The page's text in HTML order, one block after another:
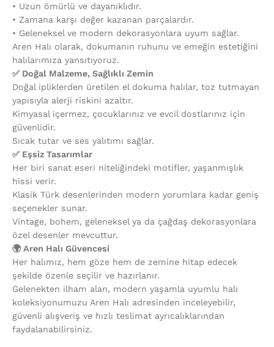
•⁠ ⁠Uzun ömürlü ve dayanıklıdır.
•⁠ ⁠Zamana karşı değer kazanan parçalardır.
•⁠ ⁠Geleneksel ve modern dekorasyonlara uyum sağlar.
Aren Halı olarak, dokumanın ruhunu ve emeğin estetiğini
halılarımıza yansıtıyoruz.
✅ Doğal Malzeme, Sağlıklı Zemin
Doğal ipliklerden üretilen el dokuma halılar, toz tutmayan
yapısıyla alerji riskini azaltır.
Kimyasal içermez, çocuklarınız ve evcil dostlarınız için
güvenlidir.
Sıcak tutar ve ses yalıtımı sağlar.
✅ Eşsiz Tasarımlar
Her biri sanat eseri niteliğindeki motifler, yaşanmışlık
hissi verir.
Klasik Türk desenlerinden modern yorumlara kadar geniş
seçenekler sunar.
Vintage, bohem, geleneksel ya da çağdaş dekorasyonlara
özel desenler mevcuttur.
🌍 Aren Halı Güvencesi
Her halımız, hem göze hem de zemine hitap edecek
şekilde özenle seçilir ve hazırlanır.
Gelenekten ilham alan, modern yaşamla uyumlu halı
koleksiyonumuzu Aren Halı adresinden inceleyebilir,
güvenli alışveriş ve hızlı teslimat ayrıcalıklarından
faydalanabilirsiniz.